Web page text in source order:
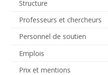
Structure
Professeurs et chercheurs
Personnel de soutien
Emplois
Prix et mentions